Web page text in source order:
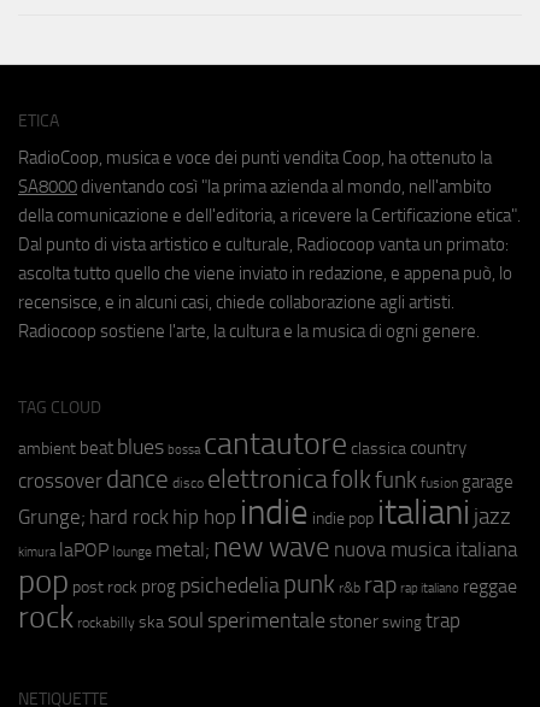
ETICA
RadioCoop, musica e voce dei punti vendita Coop, ha ottenuto la
SA8000 diventando così "la prima azienda al mondo, nell'ambito
della comunicazione e dell'editoria, a ricevere la Certificazione etica".
Dal punto di vista artistico e culturale, Radiocoop vanta un primato:
ascolta tutto quello che viene inviato in redazione, e appena può, lo
recensisce, e in alcuni casi, chiede collaborazione agli artisti.
Radiocoop sostiene l'arte, la cultura e la musica di ogni genere.
TAG CLOUD
ambient beat blues bossa cantautore classica country
crossover dance disco elettronicafolkfunk fusion garage
Grunge; hard rock hip hop indie indie pop italiani jazz
kimura laPOP lounge metal; new wave nuova musica italiana
pop post rock prog psichedeliapunk r&b rap rap italiano reggae
rock rockabilly ska soul sperimentale stoner swing trap
NETIQUETTE